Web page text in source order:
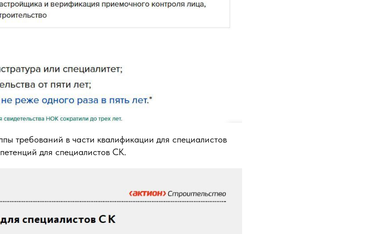
требований в части квалификации для специалистов
для специалистов СК.